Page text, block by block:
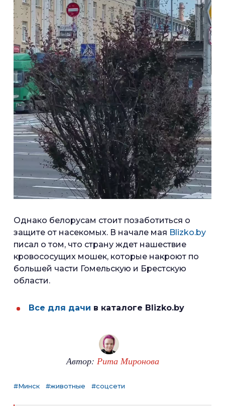
Однако белорусам стоит позаботиться о
защите от насекомых. В начале мая Blizko.by
писал о том, что страну ждет нашествие
кровососущих мошек, которые накроют по
большей части Гомельскую и Брестскую
области.
Все для дачи в каталоге Blizko.by
Автор: Рита Миронова
#Минск #животные #соцсети